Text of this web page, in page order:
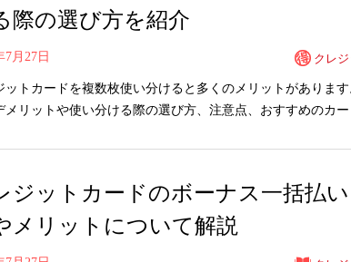
際の選び方を紹介
7月27日 クレ
ットカードを複数枚使い分けると多くのメリットがありま
メリットや使い分ける際の選び方、注意点、おすすめのカー
ジットカードのボーナス一括払
メリットについて解説